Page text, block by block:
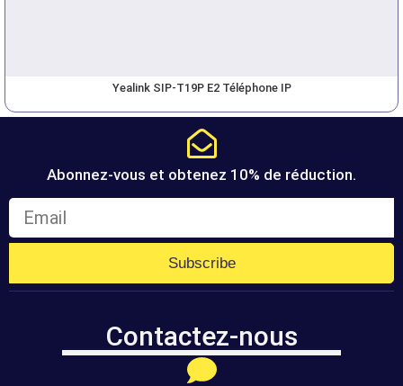
Yealink SIP-T19P E2 Téléphone IP
Abonnez-vous et obtenez 10% de réduction.
Subscribe
Contactez-nous